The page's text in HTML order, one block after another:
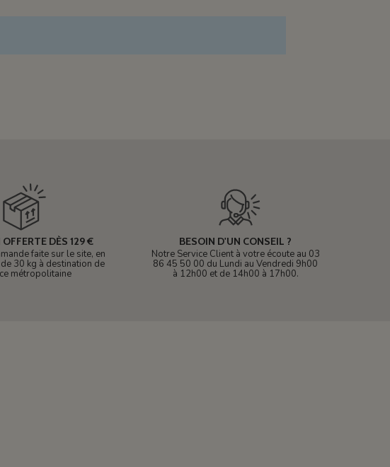
DÈS 129 €
faite sur le site, en
30 kg à destination de
métropolitaine
BESOIN D'UN CONSEIL ?
Notre Service Client à votre écoute au 03
86 45 50 00 du Lundi au Vendredi 9h00
à 12h00 et de 14h00 à 17h00.